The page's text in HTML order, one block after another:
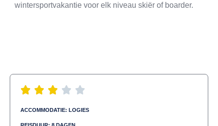
wintersportvakantie voor elk niveau skiër of boarder.
ACCOMMODATIE: LOGIES